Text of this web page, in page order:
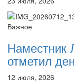
Важное
Наместник
отметил
12 июля, 2026